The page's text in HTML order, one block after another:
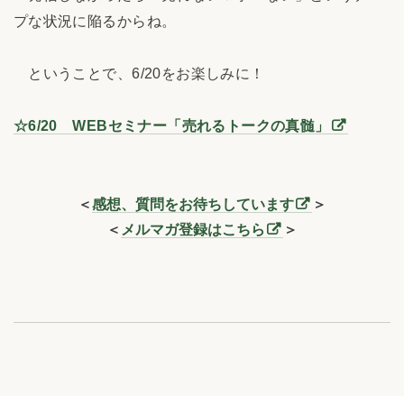
プな状況に陥るからね。
ということで、6/20をお楽しみに！
☆6/20 WEBセミナー「売れるトークの真髄」
＜感想、質問をお待ちしています
＞
＜ メルマガ登録はこちら ＞